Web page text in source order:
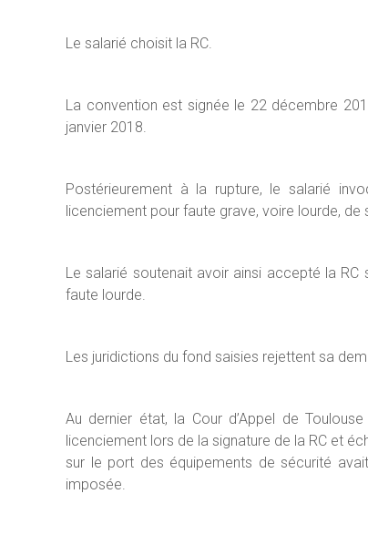
Le salarié choisit la RC.
La convention est signée le 22 décembre
janvier 2018.
Postérieurement à la rupture, le salarié
licenciement pour faute grave, voire lourde,
Le salarié soutenait avoir ainsi accepté la RC
faute lourde.
Les juridictions du fond saisies rejettent sa
Au dernier état, la Cour d’Appel de
licenciement lors de la signature de la RC et
sur le port des équipements de sécurité
imposée.